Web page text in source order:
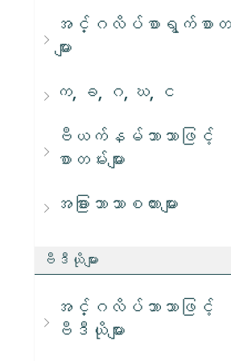
အင်္ဂလိပ်စာရွက်စာတ
များ
က, ခ, ဂ, ဃ, င
ဗီယက်နမ်ဘာသာဖြင့်
စာတမ်းများ
အခြားဘာသာစကားများ
ဗီဒီယိုများ
အင်္ဂလိပ်ဘာသာဖြင့်
ဗီဒီယိုများ